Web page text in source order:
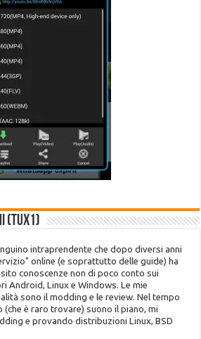
(Tux1)
intraprendente che dopo diversi anni
online (e soprattutto delle guide) ha
conoscenze non di poco conto sui
Android, Linux e Windows. Le mie
sono il modding e le review. Nel tempo
(che è raro trovare) suono il piano, mi
e provando distribuzioni Linux, BSD